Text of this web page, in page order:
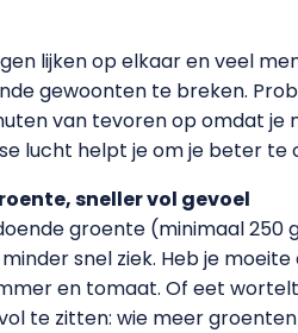
lijken op elkaar en veel
gewoonten te breken.
van tevoren op omdat je
lucht helpt je om je beter te
sneller vol gevoel
groente (minimaal 250
snel ziek. Heb je
en tomaat. Of eet
te zitten: wie meer